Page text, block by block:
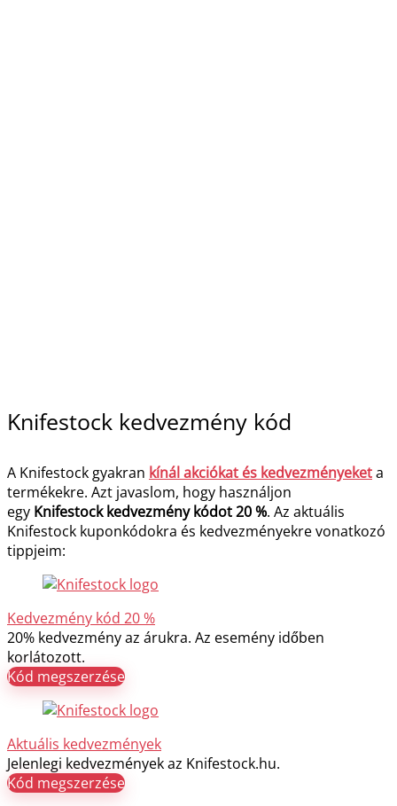
Knifestock kedvezmény kód
A Knifestock gyakran kínál akciókat és kedvezményeketa
termékekre. Azt javaslom, hogy használjon
egy Knifestockkedvezmény kódot 20 %. Az aktuális
Knifestock kuponkódokra és kedvezményekre vonatkozó
tippjeim:
Kedvezmény kód 20 %
20% kedvezmény az árukra. Az esemény időben
korlátozott.
Kód megszerzése
Aktuális kedvezmények
Jelenlegi kedvezmények az Knifestock.hu.
Kód megszerzése